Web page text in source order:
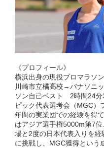
《プロフィール》
横浜出身の現役プロマラソ
川崎市立橘高校→パナソニ
ソン自己ベスト 2時間24分
ピック代表選考会（MGC）
年間の実業団での経験を得
はアジア選手権5000m第7
場と2度の日本代表入りを
に挑戦し、MGC獲得という